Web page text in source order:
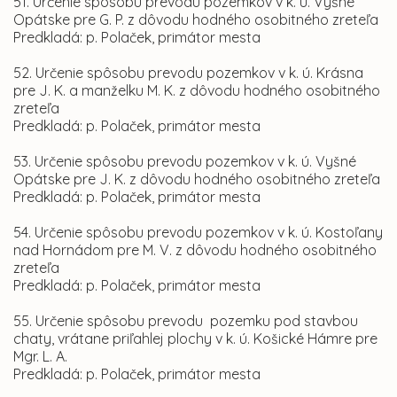
Opátske pre G. P. z dôvodu hodného osobitného zreteľa
Predkladá: p. Polaček, primátor mesta
52. Určenie spôsobu prevodu pozemkov v k. ú. Krásna
pre J. K. a manželku M. K. z dôvodu hodného osobitného
zreteľa
Predkladá: p. Polaček, primátor mesta
53. Určenie spôsobu prevodu pozemkov v k. ú. Vyšné
Opátske pre J. K. z dôvodu hodného osobitného zreteľa
Predkladá: p. Polaček, primátor mesta
54. Určenie spôsobu prevodu pozemkov v k. ú. Kostoľany
nad Hornádom pre M. V. z dôvodu hodného osobitného
zreteľa
Predkladá: p. Polaček, primátor mesta
55. Určenie spôsobu prevodu pozemku pod stavbou
chaty, vrátane priľahlej plochy v k. ú. Košické Hámre pre
Mgr. L. A.
Predkladá: p. Polaček, primátor mesta